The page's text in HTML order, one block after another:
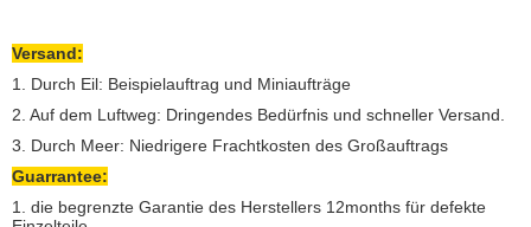
Versand:
1. Durch Eil: Beispielauftrag und Miniaufträge
2. Auf dem Luftweg: Dringendes Bedürfnis und schneller Versand.
3. Durch Meer: Niedrigere Frachtkosten des Großauftrags
Guarrantee:
1. die begrenzte Garantie des Herstellers 12months für defekte